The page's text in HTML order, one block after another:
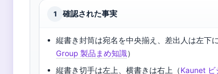
1 確認された事実
縦書き封筒は宛名を中央揃え、差出人は左下
Group 製品まめ知識）
縦書き切手は左上、横書きは右上（Kaunet ビ